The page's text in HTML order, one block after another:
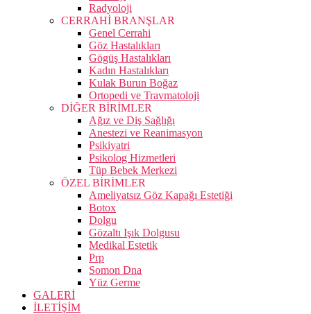
Radyoloji
CERRAHİ BRANŞLAR
Genel Cerrahi
Göz Hastalıkları
Gögüş Hastalıkları
Kadın Hastalıkları
Kulak Burun Boğaz
Ortopedi ve Travmatoloji
DİĞER BİRİMLER
Ağız ve Diş Sağlığı
Anestezi ve Reanimasyon
Psikiyatri
Psikolog Hizmetleri
Tüp Bebek Merkezi
ÖZEL BİRİMLER
Ameliyatsız Göz Kapağı Estetiği
Botox
Dolgu
Gözaltı Işık Dolgusu
Medikal Estetik
Prp
Somon Dna
Yüz Germe
GALERİ
İLETİŞİM